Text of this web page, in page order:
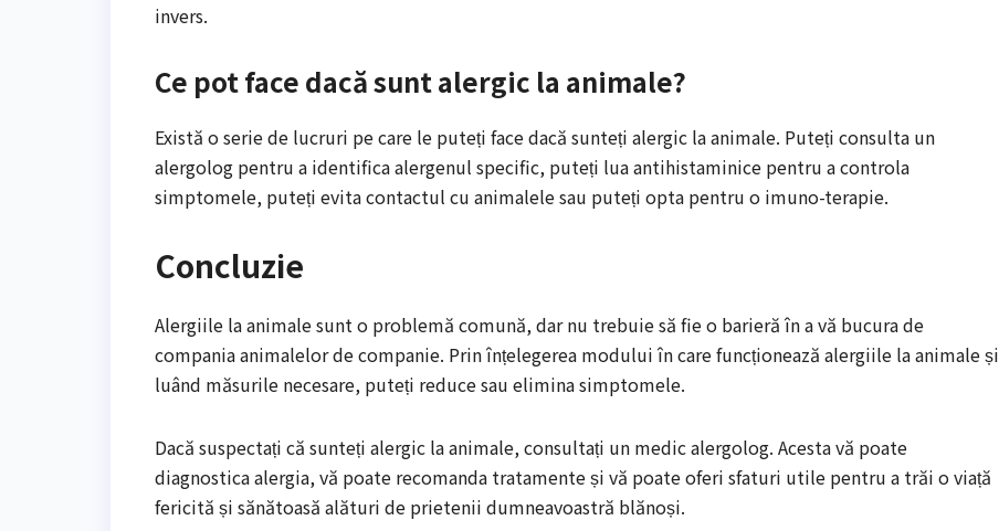
invers.
Ce pot face dacă sunt alergic la animale?
Există o serie de lucruri pe care le puteți face dacă sunteți alergic la animale. Puteți consulta un
alergolog pentru a identifica alergenul specific, puteți lua antihistaminice pentru a controla
simptomele, puteți evita contactul cu animalele sau puteți opta pentru o imuno-terapie.
Concluzie
Alergiile la animale sunt o problemă comună, dar nu trebuie să fie o barieră în a vă bucura de
compania animalelor de companie. Prin înțelegerea modului în care funcționează alergiile la animale și
luând măsurile necesare, puteți reduce sau elimina simptomele.
Dacă suspectați că sunteți alergic la animale, consultați un medic alergolog. Acesta vă poate
diagnostica alergia, vă poate recomanda tratamente și vă poate oferi sfaturi utile pentru a trăi o viață
fericită și sănătoasă alături de prietenii dumneavoastră blănoși.